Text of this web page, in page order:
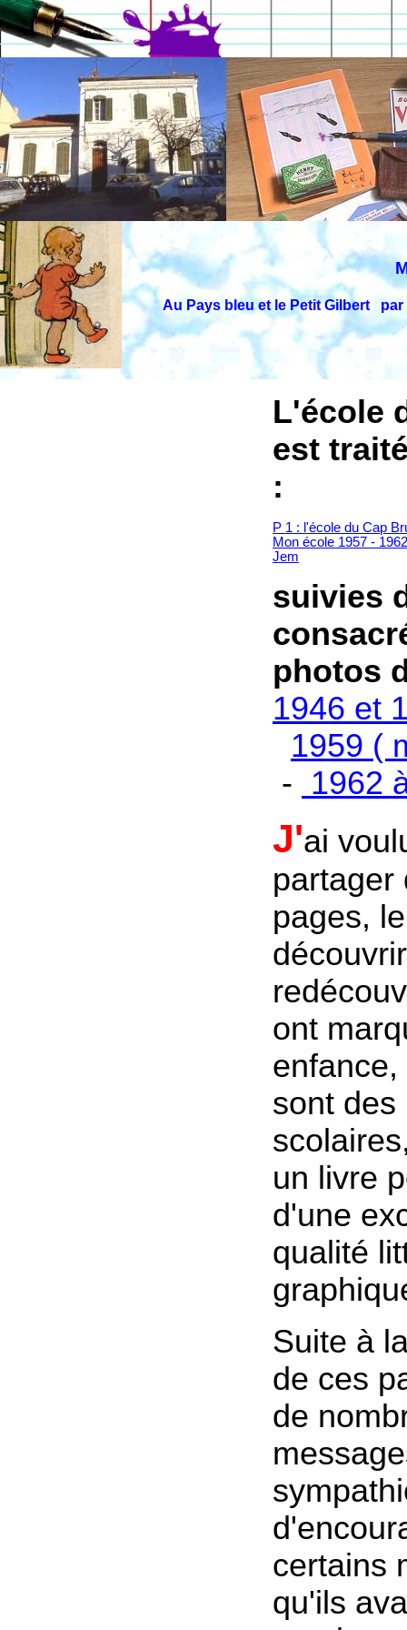
Au Pays bleu et le Petit Gilbert
L'école
est
:
P 1 : l'école du Cap
Mon école 1957 -
Jem
suivies
photos
1946 et
1959 (
- 1962
J'ai
partager
pages,
ont
sont des
un livre
d'une
qualité
Suite à
de ces
de
certains
qu'ils